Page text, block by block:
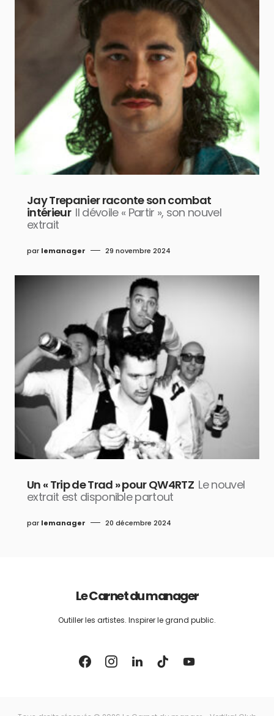
Jay Trepanier raconte son combat
intérieur Il dévoile « Partir », son nouvel
extrait
par lemanager 29 novembre 2024
Un « Trip de Trad » pour QW4RTZ Le nouvel
extrait est disponible partout
par lemanager 20 décembre 2024
Le Carnet du manager
Outiller les artistes. Inspirer le grand public.